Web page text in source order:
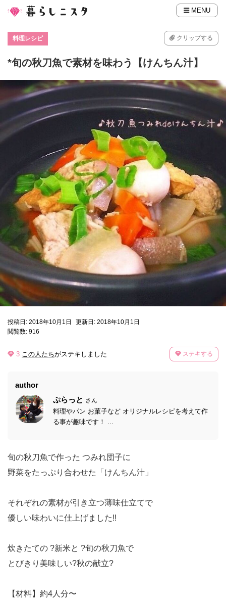
MENU
料理レシピ クリップする
*旬の秋刀魚で素材を味わう【けんちん汁】
投稿日: 2018年10月1日
更新日: 2018年10月1日
閲覧数: 916
3 この人たちがステキしました ステキする
author
ぷらっと さん
料理やパン お菓子など オリジナルレシピを考えて作
る事が趣味です！ ...
旬の秋刀魚で作った つみれ団子に
野菜をたっぷり合わせた「けんちん汁」
それぞれの素材が引き立つ薄味仕立てで
優しい味わいに仕上げました‼️
炊きたての ?新米と ?旬の秋刀魚で
とびきり美味しい?秋の献立?
【材料】約4人分〜